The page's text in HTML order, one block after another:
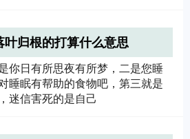
归根的打算什么意思
你日有所思夜有所梦，二是您睡
睡眠有帮助的食物吧，第三就是
迷信害死的是自己